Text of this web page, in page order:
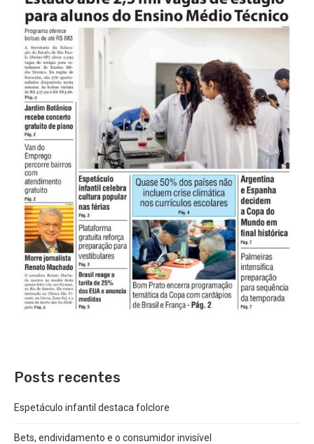
Posts recentes
Espetáculo infantil destaca folclore
Bets, endividamento e o consumidor invisível